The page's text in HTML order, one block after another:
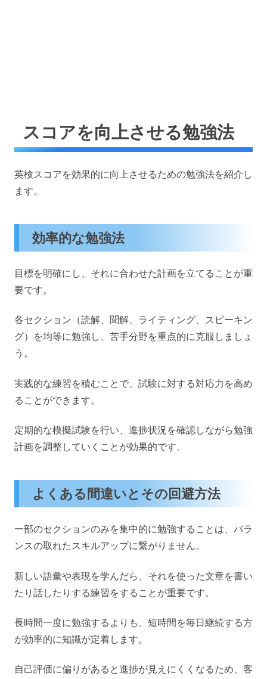
スコアを向上させる勉強法
英検スコアを効果的に向上させるための勉強法を紹介し
ます。
効率的な勉強法
目標を明確にし、それに合わせた計画を立てることが重
要です。
各セクション（読解、聞解、ライティング、スピーキン
グ）を均等に勉強し、苦手分野を重点的に克服しましょ
う。
実践的な練習を積むことで、試験に対する対応力を高め
ることができます。
定期的な模擬試験を行い、進捗状況を確認しながら勉強
計画を調整していくことが効果的です。
よくある間違いとその回避方法
一部のセクションのみを集中的に勉強することは、バラ
ンスの取れたスキルアップに繋がりません。
新しい語彙や表現を学んだら、それを使った文章を書い
たり話したりする練習をすることが重要です。
長時間一度に勉強するよりも、短時間を毎日継続する方
が効率的に知識が定着します。
自己評価に偏りがあると進捗が見えにくくなるため、客